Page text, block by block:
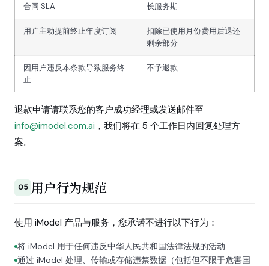
合同 SLA
长服务期
用户主动提前终止年度订阅
扣除已使用月份费用后退还
剩余部分
因用户违反本条款导致服务终
止
不予退款
退款申请请联系您的客户成功经理或发送邮件至
info@imodel.com.ai ，我们将在 5 个工作日内回复处理方
案。
05 用户行为规范
使用 iModel 产品与服务，您承诺不进行以下行为：
将 iModel 用于任何违反中华人民共和国法律法规的活动
通过 iModel 处理、传输或存储违禁数据（包括但不限于危害国